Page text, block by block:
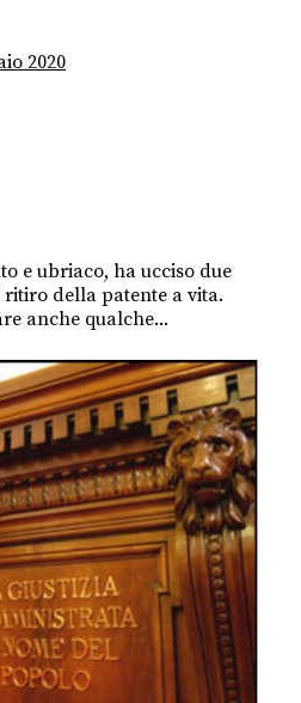
2020
e ubriaco, ha ucciso due
della patente a vita.
anche qualche...